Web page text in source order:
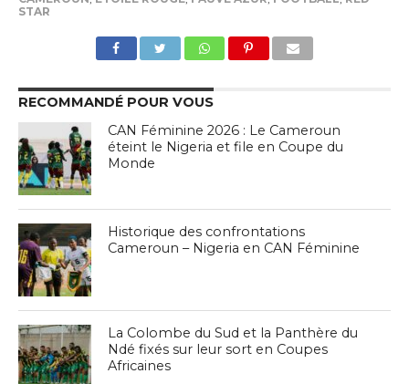
STAR
RECOMMANDÉ POUR VOUS
CAN Féminine 2026 : Le Cameroun
éteint le Nigeria et file en Coupe du
Monde
Historique des confrontations
Cameroun – Nigeria en CAN Féminine
La Colombe du Sud et la Panthère du
Ndé fixés sur leur sort en Coupes
Africaines